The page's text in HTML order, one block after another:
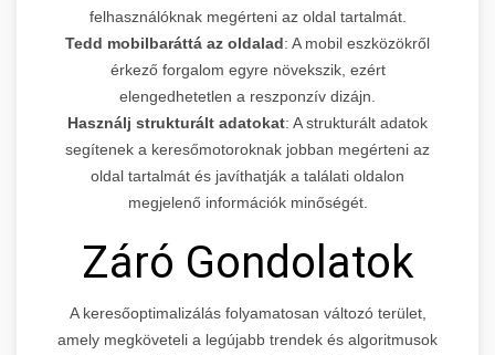
felhasználóknak megérteni az oldal tartalmát.
Tedd mobilbaráttá az oldalad: A mobil eszközökről
érkező forgalom egyre növekszik, ezért
elengedhetetlen a reszponzív dizájn.
Használj strukturált adatokat: A strukturált adatok
segítenek a keresőmotoroknak jobban megérteni az
oldal tartalmát és javíthatják a találati oldalon
megjelenő információk minőségét.
Záró Gondolatok
A keresőoptimalizálás folyamatosan változó terület,
amely megköveteli a legújabb trendek és algoritmusok